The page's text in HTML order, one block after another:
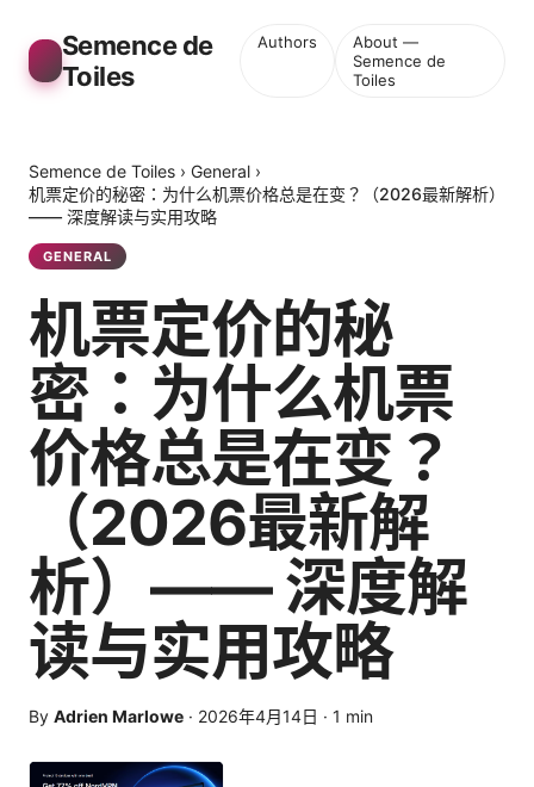
Semence de
Toiles
Authors
About —
Semence de
Toiles
Semence de Toiles › General ›
机票定价的秘密：为什么机票价格总是在变？（2026最新解析）
—— 深度解读与实用攻略
GENERAL
机票定价的秘
密：为什么机票
价格总是在变？
（2026最新解
析）—— 深度解
读与实用攻略
By Adrien Marlowe · 2026年4月14日 · 1 min